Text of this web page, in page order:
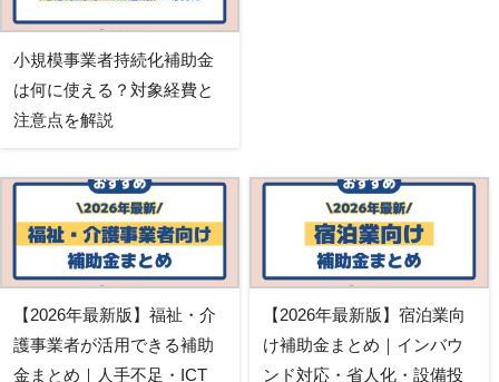
小規模事業者持続化補助金
は何に使える？対象経費と
注意点を解説
【2026年最新版】福祉・介
護事業者が活用できる補助
金まとめ｜人手不足・ICT
【2026年最新版】宿泊業向
け補助金まとめ｜インバウ
ンド対応・省人化・設備投